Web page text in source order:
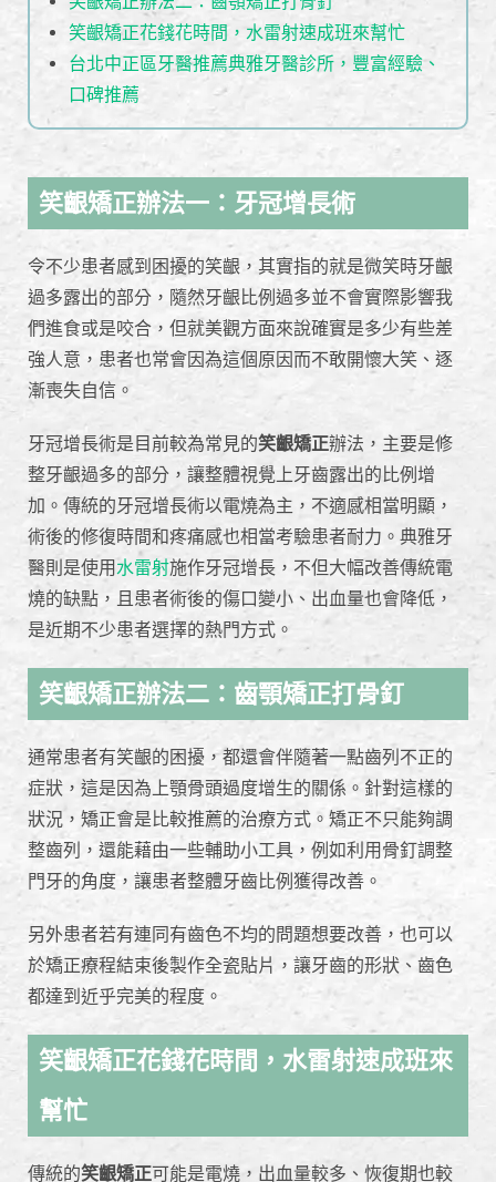
笑齦矯正花錢花時間，水雷射速成班來幫忙
台北中正區牙醫推薦典雅牙醫診所，豐富經驗、
口碑推薦
笑齦矯正辦法一：牙冠增長術
令不少患者感到困擾的笑齦，其實指的就是微笑時牙齦
過多露出的部分，隨然牙齦比例過多並不會實際影響我
們進食或是咬合，但就美觀方面來說確實是多少有些差
強人意，患者也常會因為這個原因而不敢開懷大笑、逐
漸喪失自信。
牙冠增長術是目前較為常見的笑齦矯正辦法，主要是修
整牙齦過多的部分，讓整體視覺上牙齒露出的比例增
加。傳統的牙冠增長術以電燒為主，不適感相當明顯，
術後的修復時間和疼痛感也相當考驗患者耐力。典雅牙
醫則是使用水雷射施作牙冠增長，不但大幅改善傳統電
燒的缺點，且患者術後的傷口變小、出血量也會降低，
是近期不少患者選擇的熱門方式。
笑齦矯正辦法二：齒顎矯正打骨釘
通常患者有笑齦的困擾，都還會伴隨著一點齒列不正的
症狀，這是因為上顎骨頭過度增生的關係。針對這樣的
狀況，矯正會是比較推薦的治療方式。矯正不只能夠調
整齒列，還能藉由一些輔助小工具，例如利用骨釘調整
門牙的角度，讓患者整體牙齒比例獲得改善。
另外患者若有連同有齒色不均的問題想要改善，也可以
於矯正療程結束後製作全瓷貼片，讓牙齒的形狀、齒色
都達到近乎完美的程度。
笑齦矯正花錢花時間，水雷射速成班來
幫忙
傳統的笑齦矯正可能是電燒，出血量較多、恢復期也較